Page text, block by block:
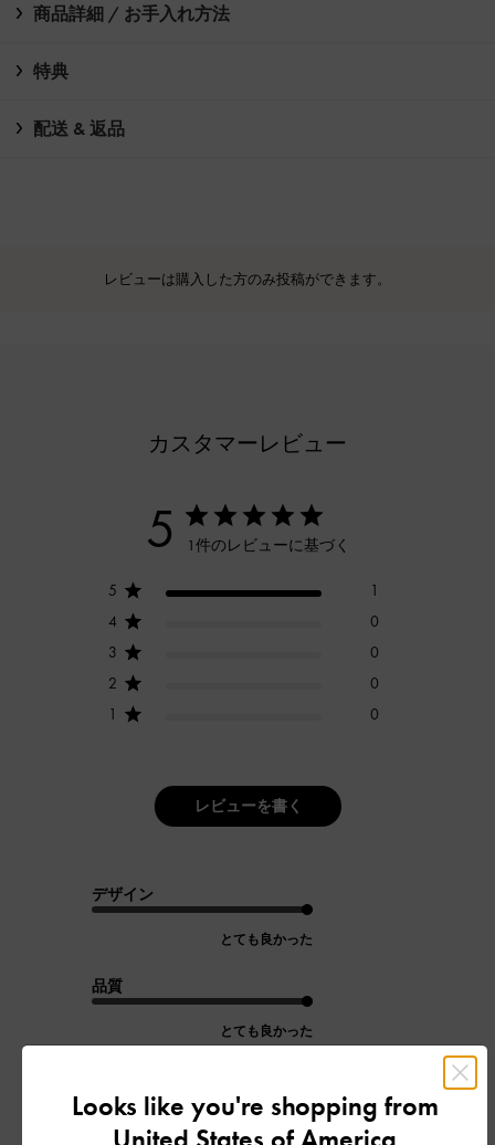
商品詳細 / お手入れ方法
特典
配送 & 返品
レビューは購入した方のみ投稿ができます。
カスタマーレビュー
5 1件のレビューに基づく
5
1
4
0
3
0
2
0
1
0
レビューを書く
デザイン
とても良かった
品質
とても良かった
もっと見る
Looks like you're shopping from